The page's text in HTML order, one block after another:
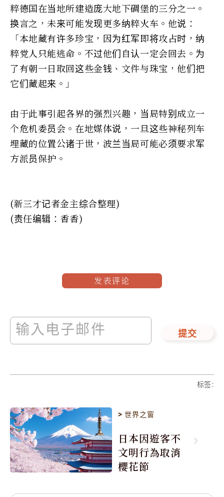
粹德国在当地所建造庞大地下碉堡的三分之一。
换言之，未来可能发现更多纳粹火车。他说：
「本地藏有许多珍宝，因为红军即将攻占时，纳
粹党人只能逃命。不过他们自认一定会回去。为
了有朝一日取回这些金钱、文件与珠宝，他们把
它们藏起来。」
由于此事引起各界的强烈兴趣，当局特别成立一
个危机委员会。在地媒体说，一旦这些神秘列车
埋藏的位置公诸于世，波兰当局可能必须要求军
方派员保护。
(新三才记者金主综合整理)
(责任编辑：香香)
发表评论
提交
标签:
>世界之窗
日本因遊客不
文明行為取消
櫻花節